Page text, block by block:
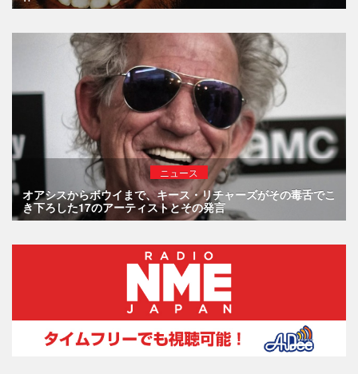
ニュース
オアシスからボウイまで、キース・リチャーズがその毒舌でこ
き下ろした17のアーティストとその発言